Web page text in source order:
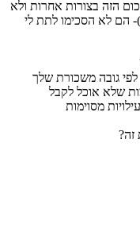
לבנק שאני מכניס פי 3 מהסכום הזה בצורות אחרות ולא
הם לא הסכימו לתת לי
לפי גובה משכורת שלך
שלא אוכל לקבל
מסוימות
זה?